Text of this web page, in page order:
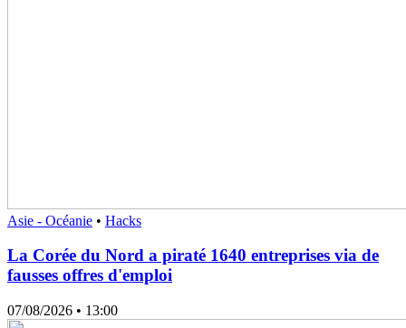
Asie - Océanie • Hacks
La Corée du Nord a piraté 1640 entreprises via de
fausses offres d'emploi
07/08/2026 • 13:00